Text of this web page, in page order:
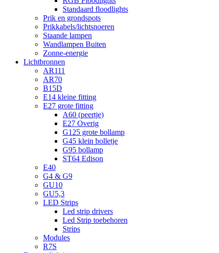
Standaard floodlights
Prik en grondspots
Prikkabels/lichtsnoeren
Staande lampen
Wandlampen Buiten
Zonne-energie
Lichtbronnen
AR111
AR70
B15D
E14 kleine fitting
E27 grote fitting
A60 (peertje)
E27 Overig
G125 grote bollamp
G45 klein bolletje
G95 bollamp
ST64 Edison
E40
G4 & G9
GU10
GU5,3
LED Strips
Led strip drivers
Led Strip toebehoren
Strips
Modules
R7S